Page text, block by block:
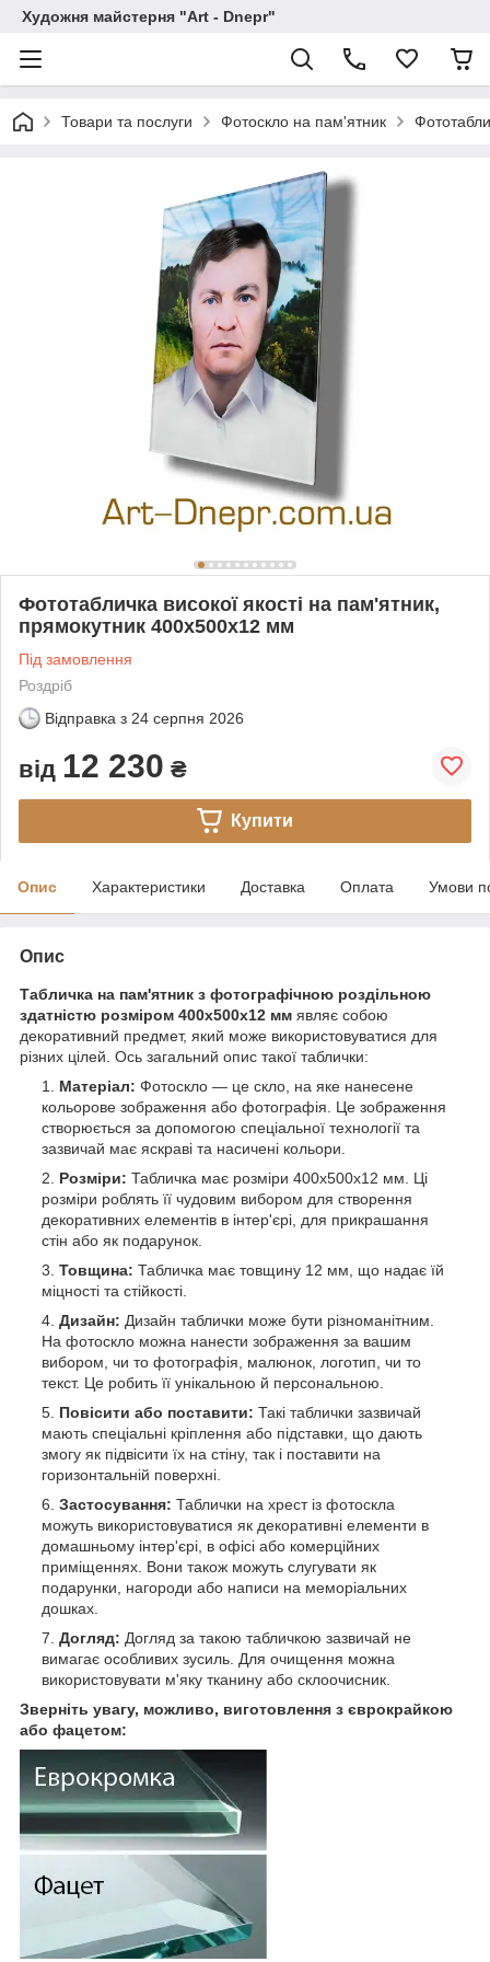
Художня майстерня "Art - Dnepr"
Товари та послуги Фотоскло на пам'ятник
Фототабличка високої якості на пам'ятник,
прямокутник 400х500x12 мм
Під замовлення
Роздріб
Відправка з 24 серпня 2026
від 12 230 ₴
Купити
Опис Характеристики Доставка Оплата Умови
Опис
Табличка на пам'ятник з фотографічною роздільною
здатністю розміром 400х500x12 мм являє собою
декоративний предмет, який може використовуватися для
різних цілей. Ось загальний опис такої таблички:
Матеріал: Фотоскло — це скло, на яке нанесене
кольорове зображення або фотографія. Це зображення
створюється за допомогою спеціальної технології та
зазвичай має яскраві та насичені кольори.
Розміри: Табличка має розміри 400х500x12 мм. Ці
розміри роблять її чудовим вибором для створення
декоративних елементів в інтер'єрі, для прикрашання
стін або як подарунок.
Товщина: Табличка має товщину 12 мм, що надає їй
міцності та стійкості.
Дизайн: Дизайн таблички може бути різноманітним.
На фотоскло можна нанести зображення за вашим
вибором, чи то фотографія, малюнок, логотип, чи то
текст. Це робить її унікальною й персональною.
Повісити або поставити: Такі таблички зазвичай
мають спеціальні кріплення або підставки, що дають
змогу як підвісити їх на стіну, так і поставити на
горизонтальній поверхні.
Застосування: Таблички на хрест із фотоскла
можуть використовуватися як декоративні елементи в
домашньому інтер'єрі, в офісі або комерційних
приміщеннях. Вони також можуть слугувати як
подарунки, нагороди або написи на меморіальних
дошках.
Догляд: Догляд за такою табличкою зазвичай не
вимагає особливих зусиль. Для очищення можна
використовувати м'яку тканину або склоочисник.
Зверніть увагу, можливо, виготовлення з єврокрайкою
або фацетом: